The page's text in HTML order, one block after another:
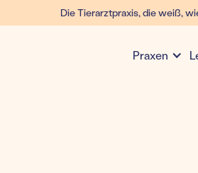
Die Tierarztpraxis, die weiß,
Praxen